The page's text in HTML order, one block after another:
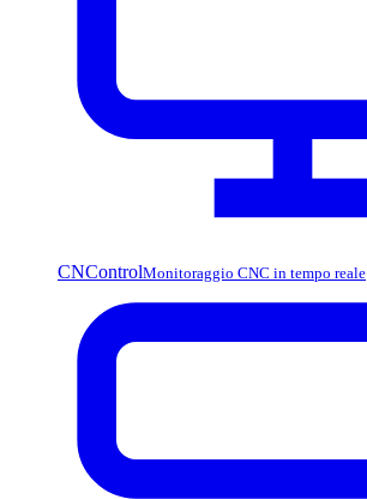
CNControlMonitoraggio CNC in tempo reale